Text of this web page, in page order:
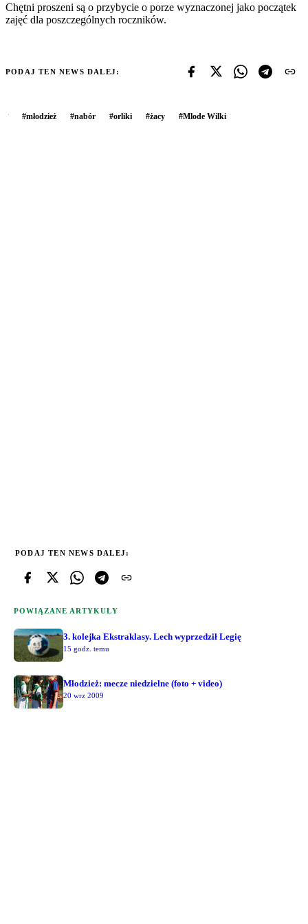
Chętni proszeni są o przybycie o porze wyznaczonej jako początek
zajęć dla poszczególnych roczników.
PODAJ TEN NEWS DALEJ:
#młodzież #nabór #orliki #żacy #Mlode Wilki
PODAJ TEN NEWS DALEJ:
POWIĄZANE ARTYKUŁY
3. kolejka Ekstraklasy. Lech wyprzedził Legię
15 godz. temu
Młodzież: mecze niedzielne (foto + video)
20 wrz 2009